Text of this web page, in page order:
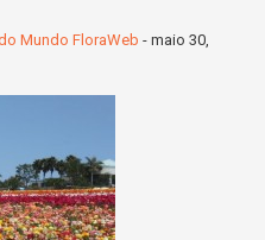
Mundo FloraWeb -maio 30,